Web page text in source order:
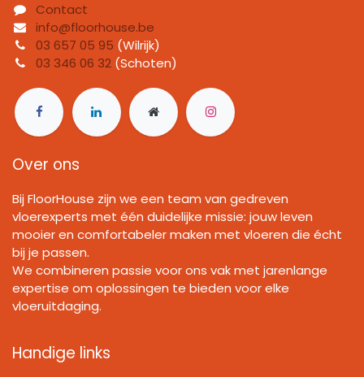
Contact
info@floorhouse.be
03 657 05 95 (Wilrijk)
03 346 06 32 (Schoten)
Over ons
Bij FloorHouse zijn we een team van gedreven
vloerexperts met één duidelijke missie: jouw leven
mooier en comfortabeler maken met vloeren die écht
bij je passen.
We combineren passie voor ons vak met jarenlange
expertise om oplossingen te bieden voor elke
vloeruitdaging.
Handige links